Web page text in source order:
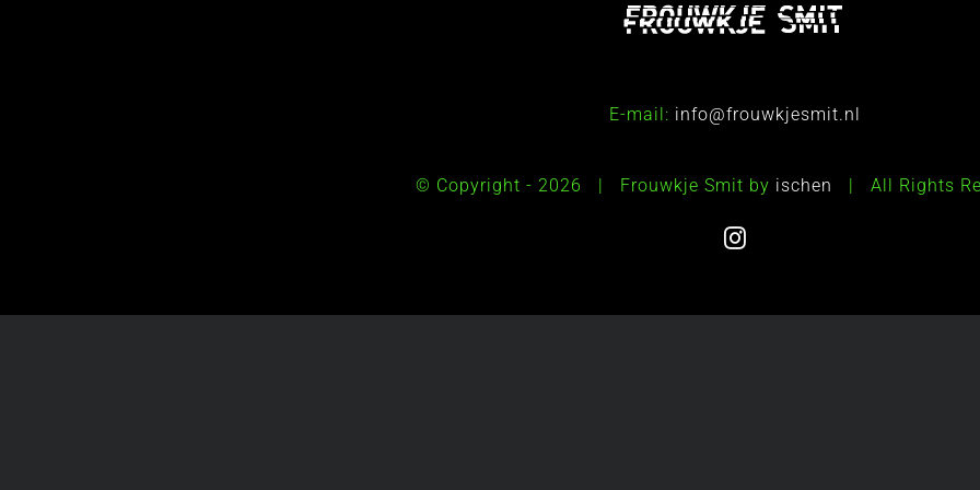
E-mail: info@frouwkjesmit.nl
© Copyright - 2026 | Frouwkje Smit by ischen | All Rights
Instagram